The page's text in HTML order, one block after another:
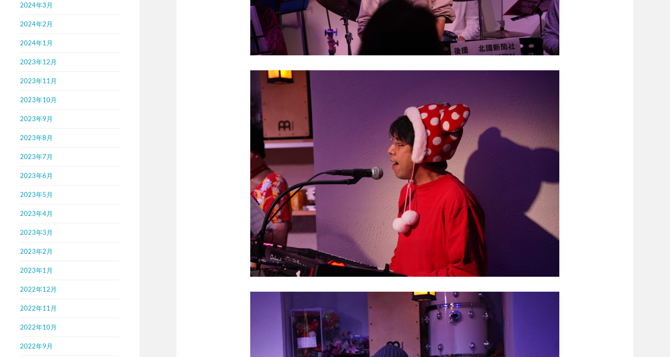
2024年3月
2024年2月
2024年1月
2023年12月
2023年11月
2023年10月
2023年9月
2023年8月
2023年7月
2023年6月
2023年5月
2023年4月
2023年3月
2023年2月
2023年1月
2022年12月
2022年11月
2022年10月
2022年9月